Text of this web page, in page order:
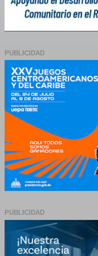
PUBLICIDAD
PUBLICIDAD